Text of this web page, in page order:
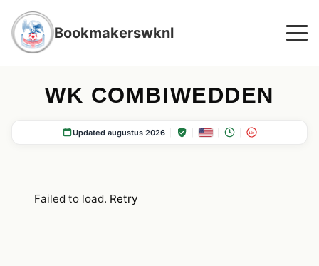
Bookmakerswknl
WK COMBIWEDDEN
Updated augustus 2026 18+
Failed to load. Retry